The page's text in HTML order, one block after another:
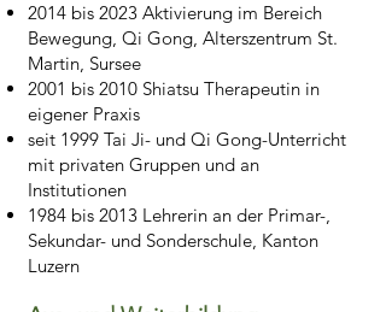
2014 bis 2023 Aktivierung im Bereich
Bewegung, Qi Gong, Alterszentrum St.
Martin, Sursee
2001 bis 2010 Shiatsu Therapeutin in
eigener Praxis
seit 1999 Tai Ji- und Qi Gong-Unterricht
mit privaten Gruppen und an
Institutionen
1984 bis 2013 Lehrerin an der Primar-,
Sekundar- und Sonderschule, Kanton
Luzern